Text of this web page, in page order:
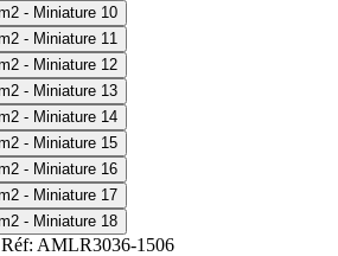
Réf: AMLR3036-1506